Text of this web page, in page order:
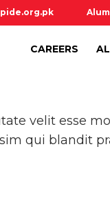
CAREERS
To
velit esse
qui blandit